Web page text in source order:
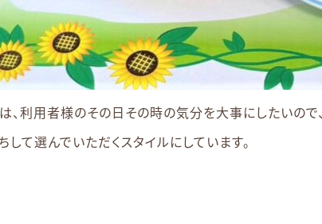
、利用者様のその日その時の気分を大事にしたいので、
して選んでいただくスタイルにしています。